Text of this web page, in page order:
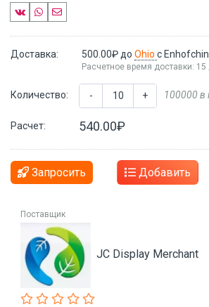
Доставка: 500.00₽ до Ohio с
Расчетное время доставки: 15
Количество: - + 100000 в
Расчет: 540.00₽
Запросить Добавить
Поставщик
JC Display Merchant